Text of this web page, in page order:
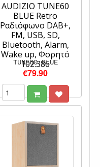
AUDIZIO TUNE60
BLUE Retro
Ραδιόφωνο DAB+,
FM, USB, SD,
Bluetooth, Alarm,
Wake up, Φορητό
102.386
TUNE60 BLUE
€79.90